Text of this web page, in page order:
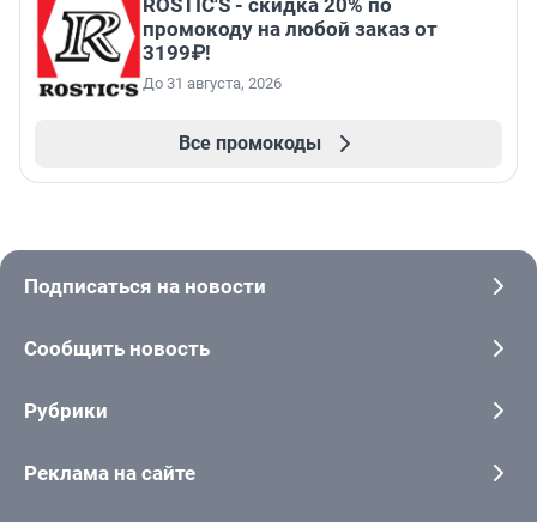
ROSTIC'S - скидка 20% по
промокоду на любой заказ от
3199₽!
До 31 августа, 2026
Все промокоды
Подписаться на новости
Сообщить новость
Рубрики
Реклама на сайте